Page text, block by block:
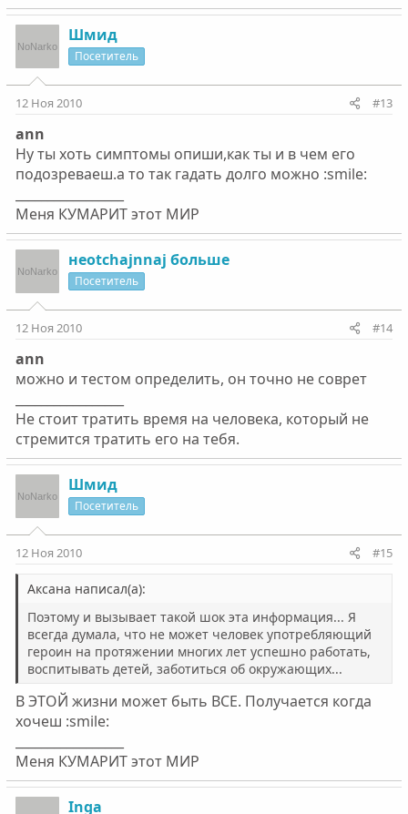
Шмид
Посетитель
12 Ноя 2010 #13
ann
Ну ты хоть симптомы опиши,как ты и в чем его
подозреваеш.а то так гадать долго можно :smile:
Меня КУМАРИТ этот МИР
неotchajnnaj больше
Посетитель
12 Ноя 2010 #14
ann
можно и тестом определить, он точно не соврет
Не стоит тратить время на человека, который не
стремится тратить его на тебя.
Шмид
Посетитель
12 Ноя 2010 #15
Аксана написал(а):
Поэтому и вызывает такой шок эта информация... Я
всегда думала, что не может человек употребляющий
героин на протяжении многих лет успешно работать,
воспитывать детей, заботиться об окружающих...
В ЭТОЙ жизни может быть ВСЕ. Получается когда
хочеш :smile:
Меня КУМАРИТ этот МИР
Inga